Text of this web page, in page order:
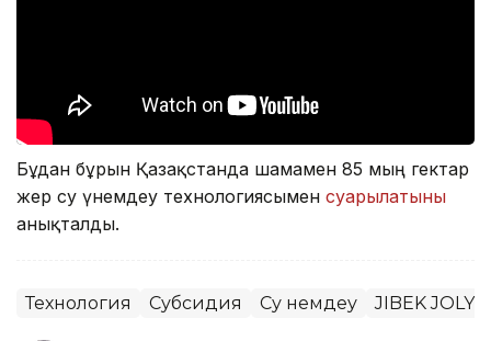
Бұдан бұрын Қазақстанда шамамен 85 мың гектар
жер су үнемдеу технологиясымен суарылатыны
анықталды.
Технология Субсидия Су үнемдеу JIBEK JOLY